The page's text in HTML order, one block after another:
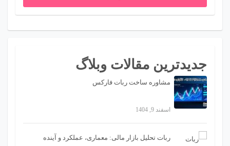
جدیدترین مقالات وبلاگ
مشاوره ساخت ربات فارکس
اسفند 9, 1404
ربات تحلیل بازار مالی: معماری، عملکرد و آینده